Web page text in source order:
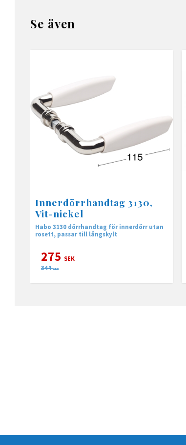
Se även
Innerdörrhandtag 3130,
Vit-nickel
Habo 3130 dörrhandtag för innerdörr utan
rosett, passar till långskylt
275 SEK
344 SEK